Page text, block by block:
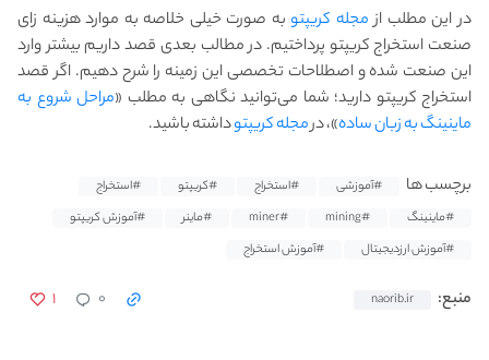
در این مطلب ازمجله کریپتوبه صورت خیلی خلاصه به موارد هزینه زای
صنعت استخراج کریپتو پرداختیم. در مطالب بعدی قصد داریم بیشتر وارد
این صنعت شده و اصطلاحات تخصصی این زمینه را شرح دهیم. اگر قصد
استخراج کریپتو دارید؛ شما می‌توانید نگاهی به مطلب «مراحل شروع به
ماینینگ به زبان ساده»، درمجله کریپتوداشته باشید.
برچسب ها #آموزشی #استخراج #کریپتو
#استخراج
#ماینینگ
#mining
#miner #ماینر
#آموزش کریپتو
#آموزش ارزدیجیتال
#آموزش استخراج
منبع: naorib.ir ۱ ۰